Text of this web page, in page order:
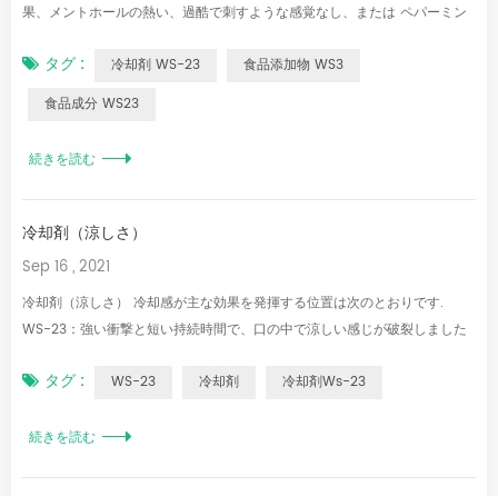
果、メントホールの熱い、過酷で刺すような感覚なし、または ペパーミン
での適切な使用を減らします。 3。 .冷却強度は一般に留まります。15-30
メントールベースの製品と比較して燃えている痛みなしで数分クリーラー。
コレート、乳製品、ゼリー、ジャム、キャンディー、パン、澱粉フード、飲
料、ビール、アルコール飲料、チューインガム、ロゼンジ、スロートロー
ツ、マウスウォッシュ、歯磨き粉、タバコ、シェービングクリーム、石鹸、
合わ...
タグ : 冷却剤 WS-23
食品添加物 WS3
食品成分 WS23
続きを読む
冷却剤（涼しさ）
Sep 16 , 2021
冷却剤（涼しさ） 冷却感が主な効果を発揮する位置は次のとおりです.
WS-23：強い衝撃と短い持続時間で、口の中で涼しい感じが破裂しました
は強くなります. WS-517：口の奥で涼しげな感じがはじけ、喉の部分まで
続きます. アイスクリームに使用されるWS-10冷却剤で、無色透明の黄色い
タグ : WS-23 冷却剤 冷却剤ws-23
続きを読む